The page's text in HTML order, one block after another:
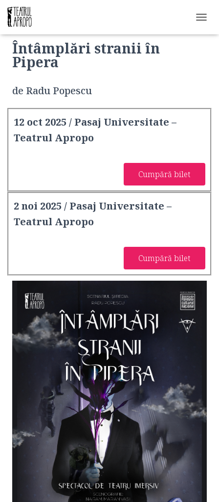
O
I
Întâmplări stranii în
Pipera
de Radu Popescu
12 oct 2025 / Pasaj Universitate –
Teatrul Apropo
Cumpără bilet
2 noi 2025 / Pasaj Universitate –
Teatrul Apropo
Cumpără bilet